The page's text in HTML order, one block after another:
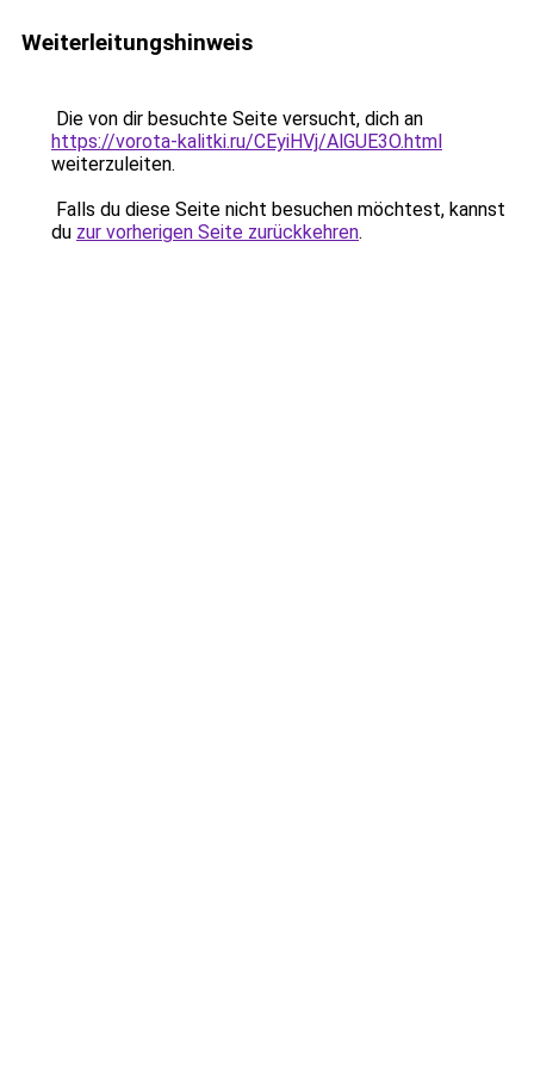
Weiterleitungshinweis
Die von dir besuchte Seite versucht, dich an
https://vorota-kalitki.ru/CEyiHVj/AlGUE3O.html
weiterzuleiten.
Falls du diese Seite nicht besuchen möchtest, kannst
du zur vorherigen Seite zurückkehren.